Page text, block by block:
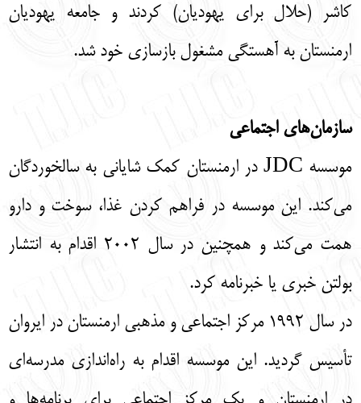
کاشر (حلال برای یهودیان) کردند و جامعه یهودیان
ارمنستان به آهستگی مشغول بازسازی خود شد.
سازمان‌های اجتماعی
موسسه JDC در ارمنستان کمک شایانی به سالخوردگان
می‌کند. این موسسه در فراهم کردن غذا، سوخت و دارو
همت می‌کند و همچنین در سال 2002 اقدام به انتشار
بولتن خبری یا خبرنامه کرد.
در سال 1992 مرکز اجتماعی و مذهبی ارمنستان در ایروان
تأسیس گردید. این موسسه اقدام به راه‌اندازی مدرسه‌ای